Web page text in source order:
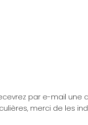
par e-mail une
merci de les